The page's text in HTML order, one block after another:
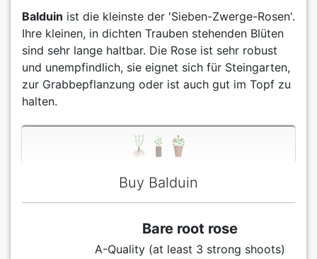
Balduin ist die kleinste der 'Sieben-Zwerge-Rosen'.
Ihre kleinen, in dichten Trauben stehenden Blüten
sind sehr lange haltbar. Die Rose ist sehr robust
und unempfindlich, sie eignet sich für Steingarten,
zur Grabbepflanzung oder ist auch gut im Topf zu
halten.
Buy Balduin
Bare root rose
A-Quality (at least 3 strong shoots)